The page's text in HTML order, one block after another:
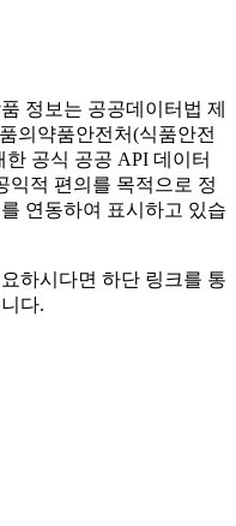
정보는 공공데이터법 제
의약품안전처(식품안전
공식 공공 API 데이터
익적 편의를 목적으로 정
연동하여 표시하고 있습
하시다면 하단 링크를 통
다.